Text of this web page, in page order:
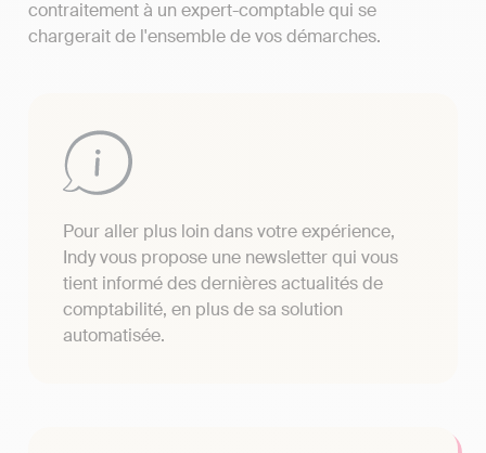
contraitement à un expert-comptable qui se
chargerait de l'ensemble de vos démarches.
Pour aller plus loin dans votre expérience,
Indy vous propose une newsletter qui vous
tient informé des dernières actualités de
comptabilité, en plus de sa solution
automatisée.